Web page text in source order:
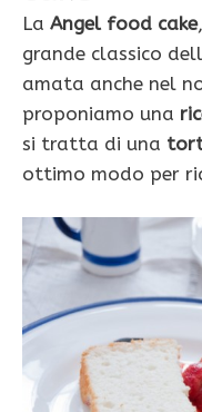
La Angel food cake
grande classico
amata anche nel
proponiamo una
si tratta di una
ottimo modo per